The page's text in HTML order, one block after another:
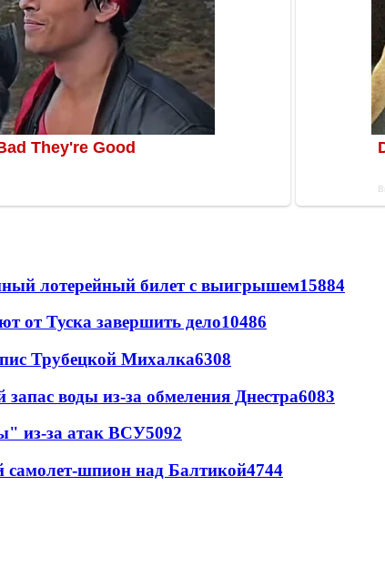
лотерейный билет с выигрышем15884
от Туска завершить дело10486
Трубецкой Михалка6308
запас воды из-за обмеления Днестра6083
из-за атак ВСУ5092
самолет-шпион над Балтикой4744